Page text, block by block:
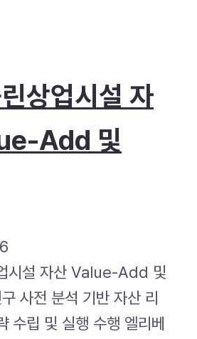
상업시설 자
Add 및
시설 자산 Value-Add 및
사전 분석 기반 자산 리
수립 및 실행 수행 엘리베